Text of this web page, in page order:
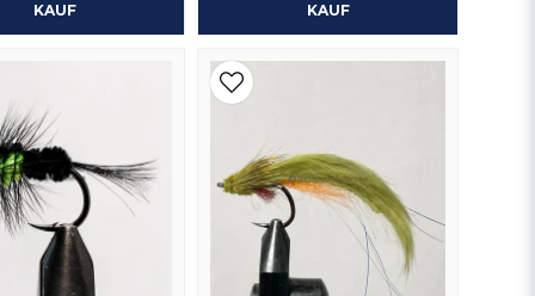
KAUF KAUF